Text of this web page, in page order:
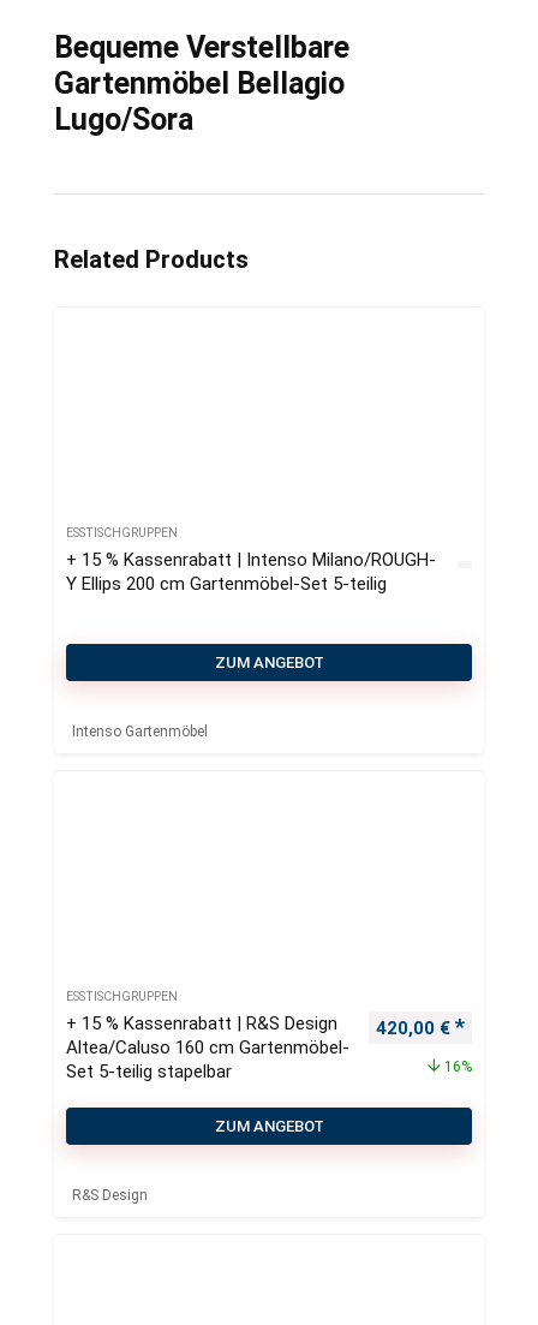
Bequeme Verstellbare
Gartenmöbel Bellagio
Lugo/Sora
Related Products
ESSTISCHGRUPPEN
+ 15 % Kassenrabatt | Intenso Milano/ROUGH-
Y Ellips 200 cm Gartenmӧbel-Set 5-teilig
ZUM ANGEBOT
Intenso Gartenmöbel
ESSTISCHGRUPPEN
+ 15 % Kassenrabatt | R&S Design
Altea/Caluso 160 cm Gartenmöbel-
Set 5-teilig stapelbar
Ursprünglicher
420,00 €
16%
ZUM ANGEBOT
R&S Design